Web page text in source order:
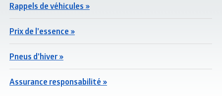
Rappels de véhicules »
Prix de l’essence »
Pneus d’hiver »
Assurance responsabilité »